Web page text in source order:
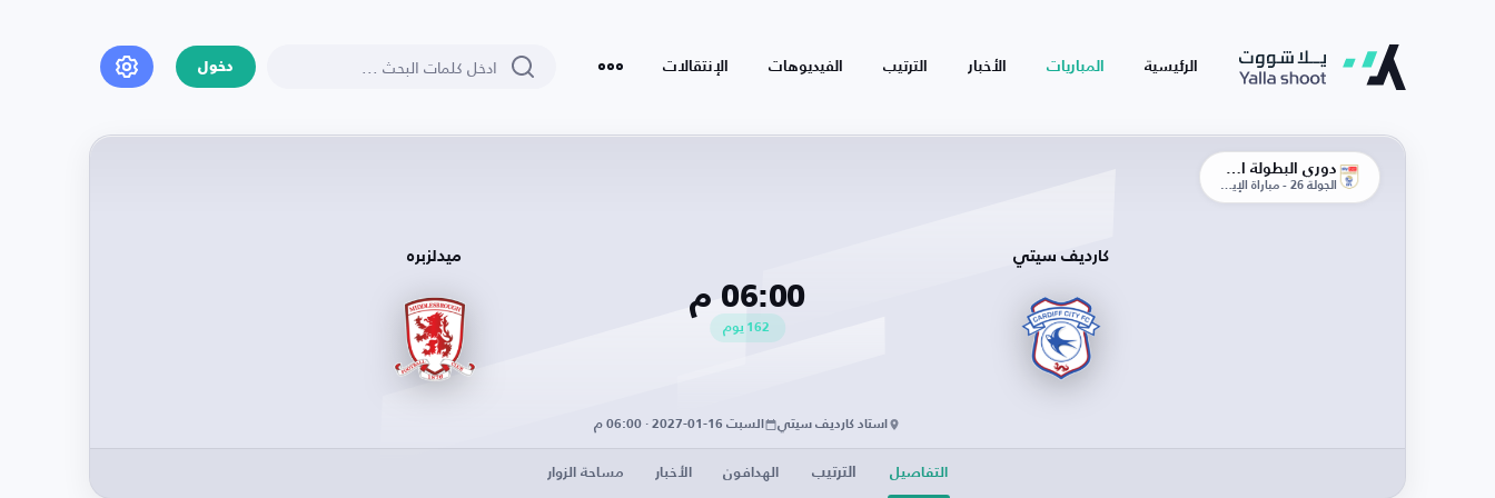
الرئيسية المباريات الأخبار الترتيب الفيديوهات الإنتقالات دخول
الجولة 26 - مباراة الإياب
كارديف سيتي
06:00 م
162 يوم
ميدلزبره
استاد كارديف سيتي السبت 16-01-2027 · 06:00 م
التفاصيل الترتيب الهدافون الأخبار مساحة الزوار